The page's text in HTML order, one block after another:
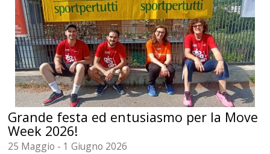
Grande festa ed entusiasmo per la Move
Week 2026!
25 Maggio - 1 Giugno 2026